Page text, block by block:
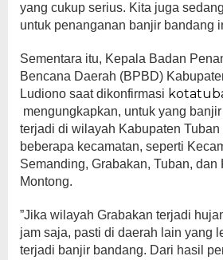
yang cukup serius. Kita juga
untuk penanganan banjir bandang
Sementara itu, Kepala Badan
Bencana Daerah (BPBD)
Ludiono saat dikonfirmasi
mengungkapkan, untuk yang
terjadi di wilayah Kabupaten
beberapa kecamatan, seperti
Semanding, Grabakan, Tuban, dan
Montong.
”Jika wilayah Grabakan terjadi
jam saja, pasti di daerah lain yang
terjadi banjir bandang. Dari hasil